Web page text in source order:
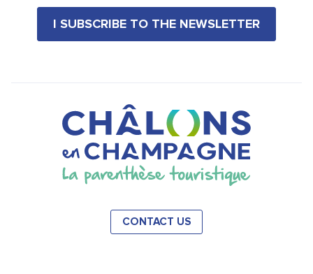
I SUBSCRIBE TO THE NEWSLETTER
CONTACT US